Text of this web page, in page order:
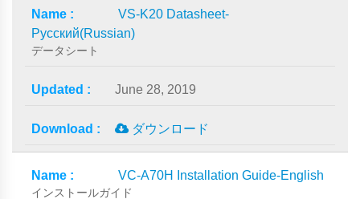
VS-K20 Datasheet-
Русский(Russian)
データシート
June 28, 2019
ダウンロード
VC-A70H Installation Guide-English
インストールガイド